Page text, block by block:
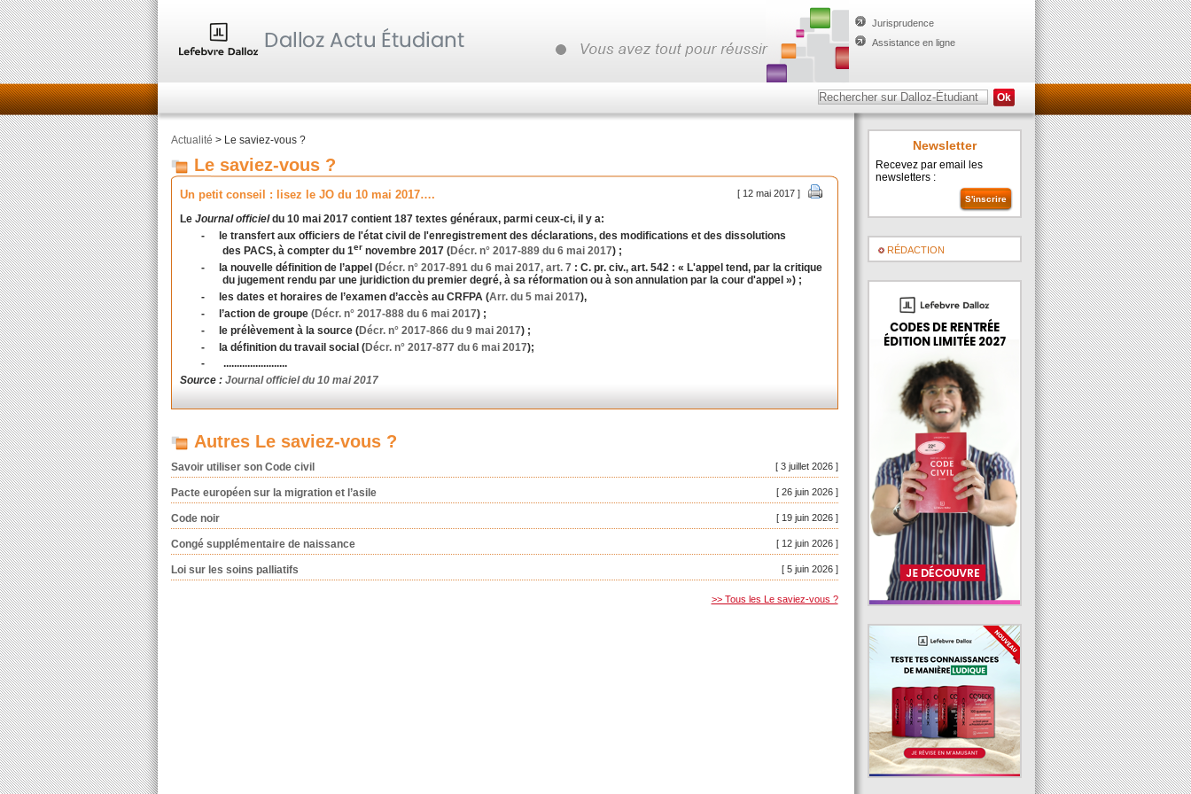
Jurisprudence
Assistance en ligne
Actualité > Le saviez-vous ?
Le saviez-vous ?
[ 12 mai 2017 ]
Un petit conseil : lisez le JO du 10 mai 2017….
LeJournal officieldu 10 mai 2017 contient 187 textes généraux, parmi ceux-ci, il y a:
-
le transfert aux officiers de l'état civil de l'enregistrement des déclarations, des modifications et des dissolutions
des PACS, à compter du 1er novembre 2017 (Décr. n° 2017-889 du 6 mai 2017) ;
-
la nouvelle définition de l’appel (Décr. n° 2017-891 du 6 mai 2017, art. 7 : C. pr. civ., art. 542 : « L'appel tend, par la critique
du jugement rendu par une juridiction du premier degré, à sa réformation ou à son annulation par la cour d'appel ») ;
-
les dates et horaires de l’examen d’accès auCRFPA (Arr. du 5 mai 2017),
-
l’action de groupe (Décr. n° 2017-888 du 6 mai 2017) ;
-
leprélèvement à la source (Décr. n° 2017-866 du 9 mai 2017) ;
-
la définition dutravail social (Décr. n° 2017-877 du 6 mai 2017);
- ........................
Source : Journal officiel du 10 mai 2017
Autres Le saviez-vous ?
[ 3 juillet 2026 ]
Savoir utiliser son Code civil
[ 26 juin 2026 ]
Pacte européen sur la migration et l’asile
[ 19 juin 2026 ]
Code noir
[ 12 juin 2026 ]
Congé supplémentaire de naissance
[ 5 juin 2026 ]
Loi sur les soins palliatifs
>> Tous les Le saviez-vous ?
Newsletter
Recevez par email les
newsletters :
RÉDACTION